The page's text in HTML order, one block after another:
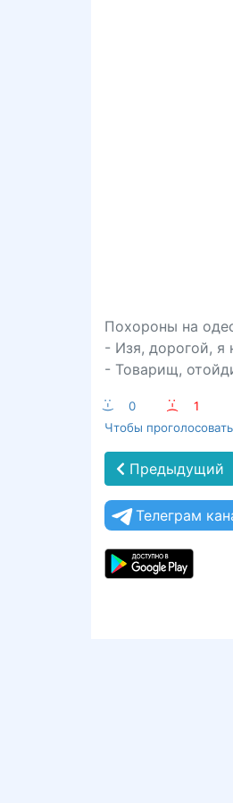
Похороны на
- Изя, дорогой, я
- Товарищ,
:-) 0 :-(
1
Чтобы
Предыдущий
Телеграм